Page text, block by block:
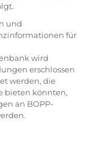
und
für
wird
erschlossen
werden, die
bieten könnten,
an BOPP-